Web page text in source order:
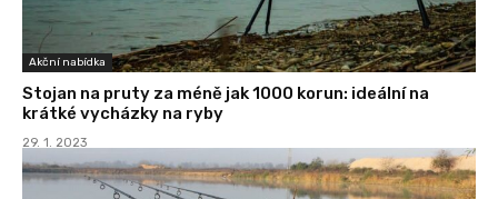
Akční nabídka
Stojan na pruty za méně jak 1000 korun: ideální na
krátké vycházky na ryby
29. 1. 2023